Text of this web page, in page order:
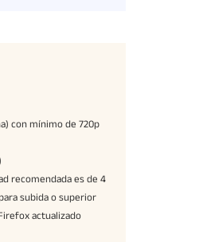
con mínimo de 720p
recomendada es de 4
subida o superior
actualizado